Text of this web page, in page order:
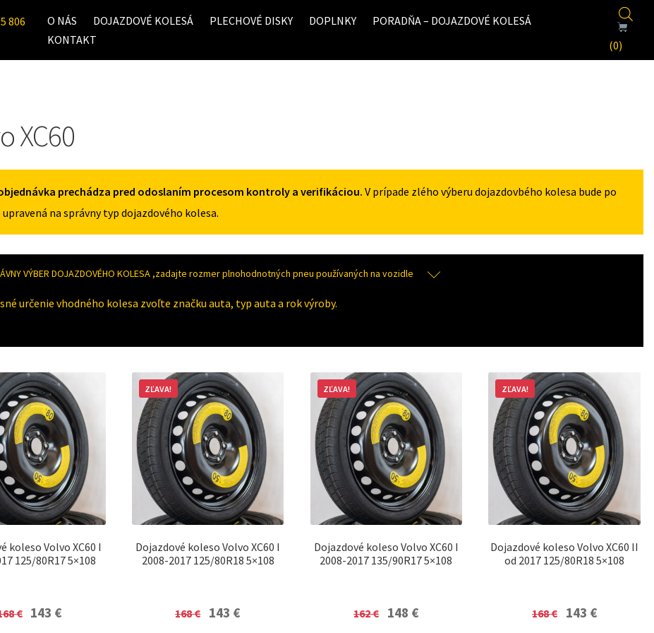
806
O NÁS DOJAZDOVÉ KOLESÁ PLECHOVÉ DISKY DOPLNKY
PORADŇA – DOJAZDOVÉ KOLESÁ
KONTAKT
(0)
XC60
prechádza pred odoslaním procesom kontroly a verifikáciou. V prípade zlého výberu dojazdovbého kolesa bude po
na správny typ dojazdového kolesa.
VÝBER DOJAZDOVÉHO KOLESA ,zadajte rozmer plnohodnotných pneu používaných na vozidle
určenie vhodného kolesa zvoľte značku auta, typ auta a rok výroby.
koleso Volvo XC60 I
125/80R17 5×108
€
Original
143 €
Dojazdové koleso Volvo XC60 I
2008-2017 125/80R18 5×108
ZĽAVA!
168€
Original
143 €Current
Dojazdové koleso Volvo XC60 I
2008-2017 135/90R17 5×108
ZĽAVA!
162€
Original
148 €Current
Dojazdové koleso Volvo XC60 II
od 2017 125/80R18 5×108
ZĽAVA!
168€
Original
143 €Current